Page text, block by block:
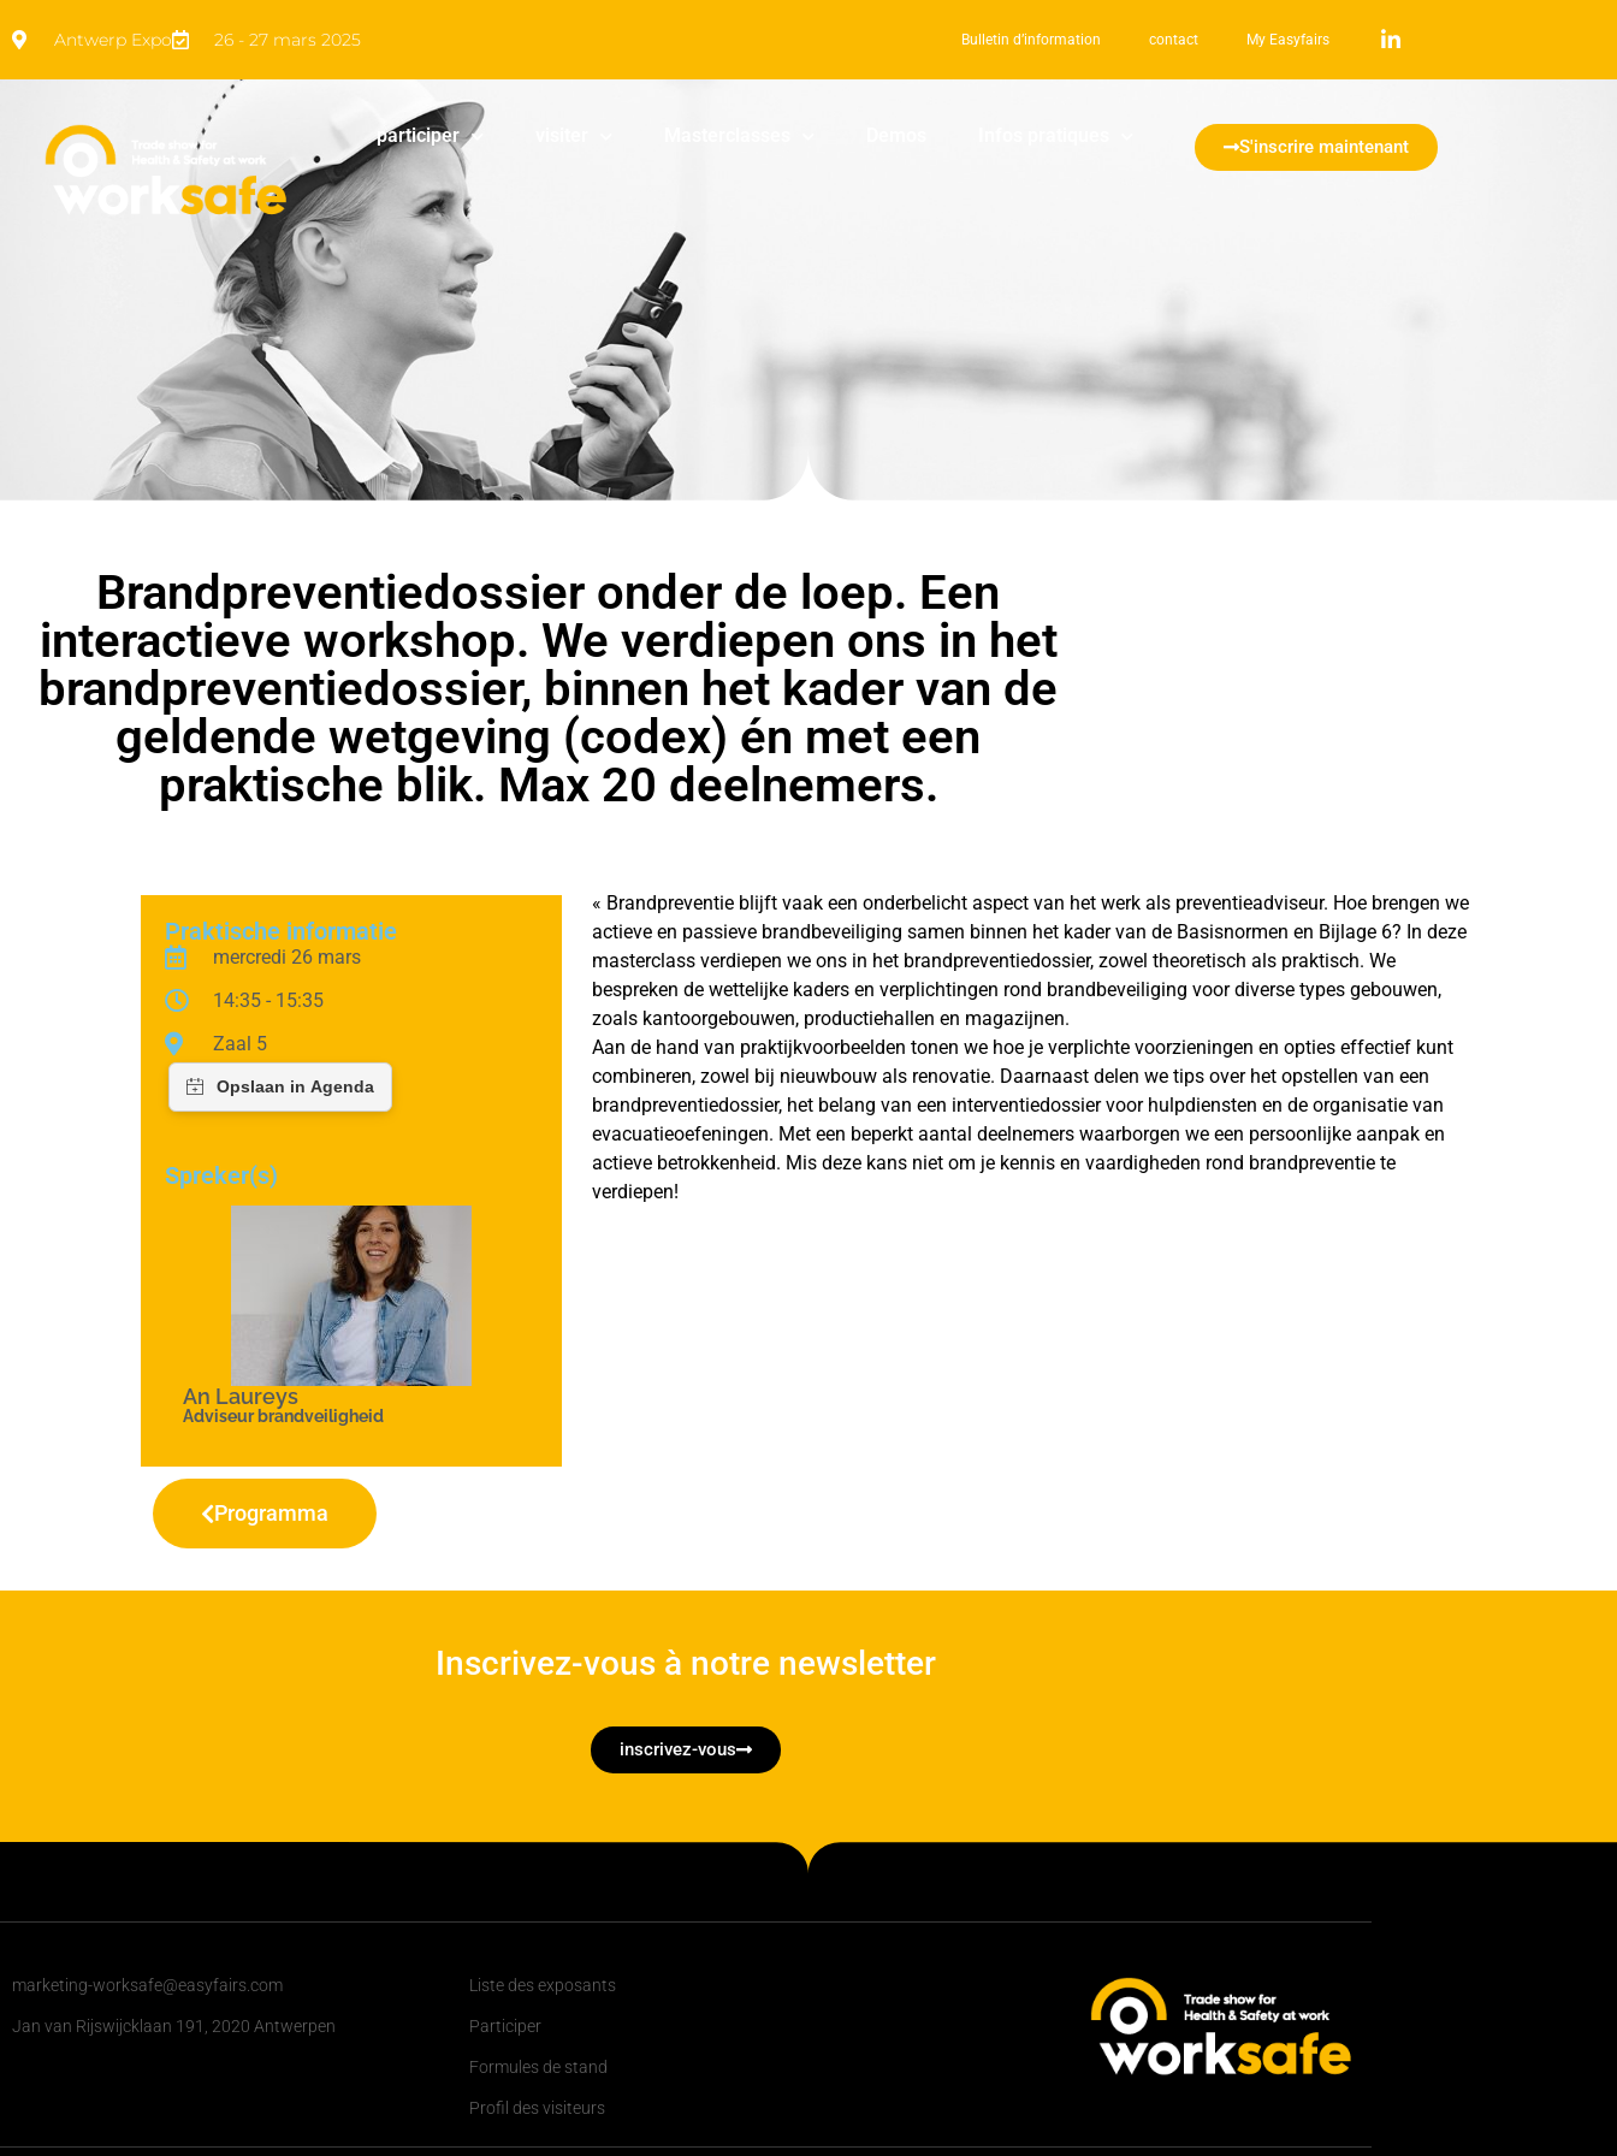
Antwerp Expo 26 - 27 mars 2025 Bulletin d’information contact My Easyfairs
participer S'inscrire maintenant
Brandpreventiedossier onder de loep. Een
interactieve workshop. We verdiepen ons in het
brandpreventiedossier, binnen het kader van de
geldende wetgeving (codex) én met een
praktische blik. Max 20 deelnemers.
Praktische informatie
mercredi 26 mars
14:35 - 15:35
Zaal 5
Spreker(s)
An Laureys
Adviseur brandveiligheid
Programma
« Brandpreventie blijft vaak een onderbelicht aspect van het werk als preventieadviseur. Hoe brengen we
actieve en passieve brandbeveiliging samen binnen het kader van de Basisnormen en Bijlage 6? In deze
masterclass verdiepen we ons in het brandpreventiedossier, zowel theoretisch als praktisch. We
bespreken de wettelijke kaders en verplichtingen rond brandbeveiliging voor diverse types gebouwen,
zoals kantoorgebouwen, productiehallen en magazijnen.
Aan de hand van praktijkvoorbeelden tonen we hoe je verplichte voorzieningen en opties effectief kunt
combineren, zowel bij nieuwbouw als renovatie. Daarnaast delen we tips over het opstellen van een
brandpreventiedossier, het belang van een interventiedossier voor hulpdiensten en de organisatie van
evacuatieoefeningen. Met een beperkt aantal deelnemers waarborgen we een persoonlijke aanpak en
actieve betrokkenheid. Mis deze kans niet om je kennis en vaardigheden rond brandpreventie te
verdiepen!
Inscrivez-vous à notre newsletter
inscrivez-vous
marketing-worksafe@easyfairs.com
Jan van Rijswijcklaan 191, 2020 Antwerpen
Liste des exposants
Participer
Formules de stand
Profil des visiteurs